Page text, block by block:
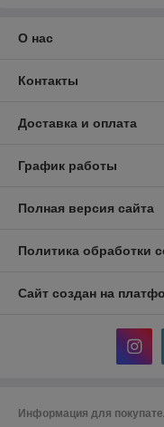
О нас
Контакты
Доставка и оплата
График работы
Полная версия сайта
Политика обработки
Сайт создан на
Информация для